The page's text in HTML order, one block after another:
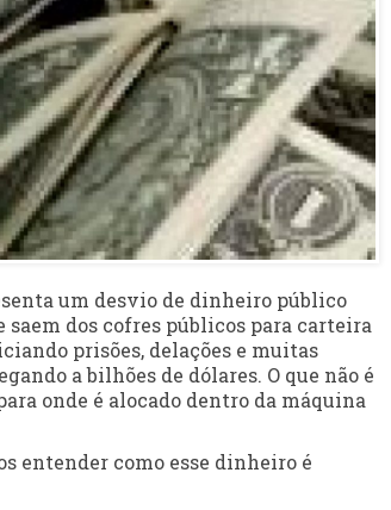
um desvio de dinheiro público
saem dos cofres públicos para carteira
prisões, delações e muitas
a bilhões de dólares. O que não é
onde é alocado dentro da máquina
entender como esse dinheiro é